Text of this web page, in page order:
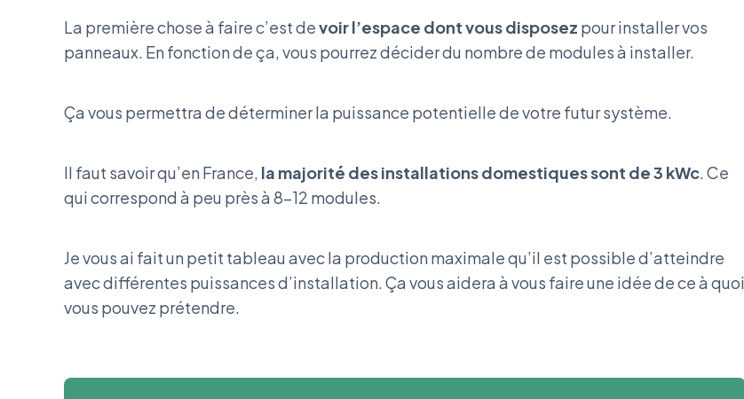
La première chose à faire c’est devoir l’espace dont vous disposez pour installer vos
panneaux. En fonction de ça, vous pourrez décider du nombre de modules à installer.
Ça vous permettra de déterminer la puissance potentielle de votre futur système.
Il faut savoir qu’en France, la majorité des installations domestiques sont de 3 kWc. Ce
qui correspond à peu près à 8-12 modules.
Je vous ai fait un petit tableau avec la production maximale qu’il est possible d’atteindre
avec différentes puissances d’installation. Ça vous aidera à vous faire une idée de ce à quoi
vous pouvez prétendre.